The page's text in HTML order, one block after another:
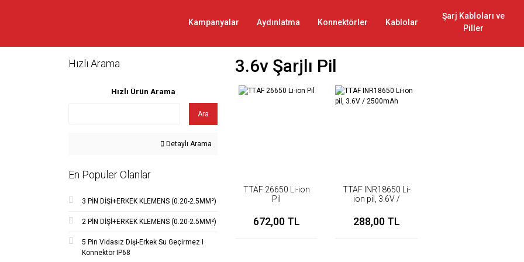
Kampanyalar Aydınlatma Konnektörler Kablolar
Şarj Kabloları ve
Piller
Hızlı Arama
Hızlı Ürün Arama
Ara
Detaylı Arama
En Populer Olanlar
3 PİN DİŞİ+ERKEK KLEMENS (0.20-2.5MM²)
2 PİN DİŞİ+ERKEK KLEMENS (0.20-2.5MM²)
5 Pin Vidasız Dişi-Erkek Su Geçirmez I
Konnektör IP68
3.6v Şarjlı Pil
TTAF 26650 Li-ion
Pil
672,00 TL
TTAF INR18650 Li-
ion pil, 3.6V /
288,00 TL